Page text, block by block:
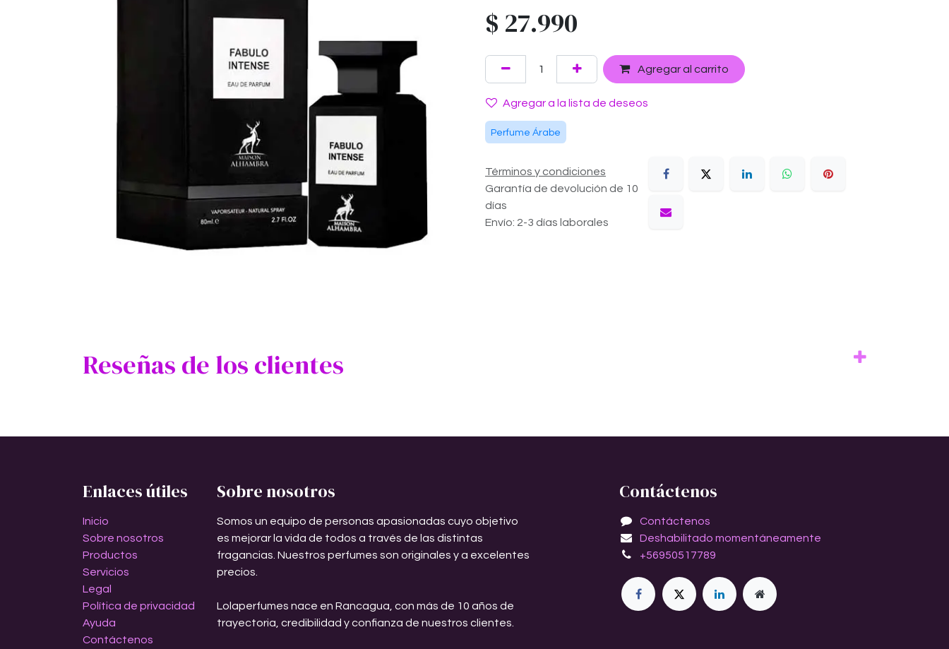
$ 27.990
Agregar al carrito
Agregar a la lista de deseos
Perfume Árabe
Términos y condiciones
Garantía de devolución de 10
días
Envío: 2-3 días laborales
Reseñas de los clientes
Enlaces útiles
Inicio
Sobre nosotros
Productos
Servicios
Legal
Política de privacidad
Ayuda
Contáctenos
Sobre nosotros
Somos un equipo de personas apasionadas cuyo objetivo
es mejorar la vida de todos a través de las distintas
fragancias. Nuestros perfumes son originales y a excelentes
precios.
Lolaperfumes nace en Rancagua, con más de 10 años de
trayectoria, credibilidad y confianza de nuestros clientes.
Contáctenos
Contáctenos
Deshabilitado momentáneamente
+56950517789